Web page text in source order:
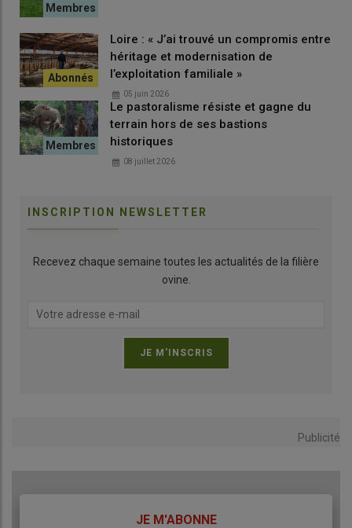
Loire : « J’ai trouvé un compromis entre
héritage et modernisation de
l’exploitation familiale »
05 juin 2026
Le pastoralisme résiste et gagne du
terrain hors de ses bastions
historiques
08 juillet 2026
INSCRIPTION NEWSLETTER
Recevez chaque semaine toutes les actualités de la filière
ovine.
Publicité
JE M'ABONNE